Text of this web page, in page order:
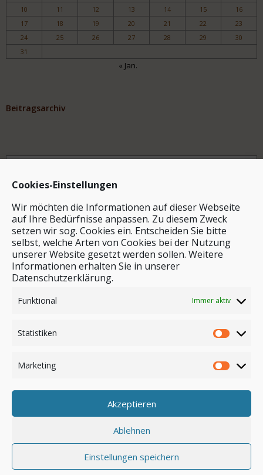
Cookies-Einstellungen
Wir möchten die Informationen auf dieser Webseite
auf Ihre Bedürfnisse anpassen. Zu diesem Zweck
setzen wir sog. Cookies ein. Entscheiden Sie bitte
selbst, welche Arten von Cookies bei der Nutzung
unserer Website gesetzt werden sollen. Weitere
Informationen erhalten Sie in unserer
Datenschutzerklärung.
Funktional Immer aktiv
Statistiken
Marketing
Akzeptieren
Ablehnen
Einstellungen speichern
10
11 12 13 14 15
16
17
18 19 20 21 22
23
24
25 26 27 28 29
30
31
« Jan.
Beitragsarchiv
Archiv
Stichwortsuche
Anmelden
© by safar-reiseblog.de